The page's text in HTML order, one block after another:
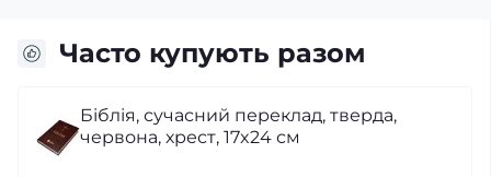
Часто купують разом
Біблія, сучасний переклад, вініл,
17x24 см